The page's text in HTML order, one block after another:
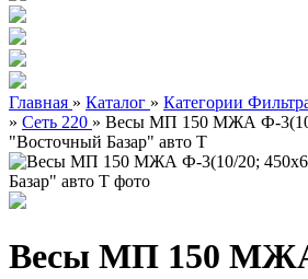
Главная » Каталог » Категории
» Сеть 220 » Весы МП 150 МЖА Ф-3(10/
"Восточный Базар" авто Т
Весы МП 150